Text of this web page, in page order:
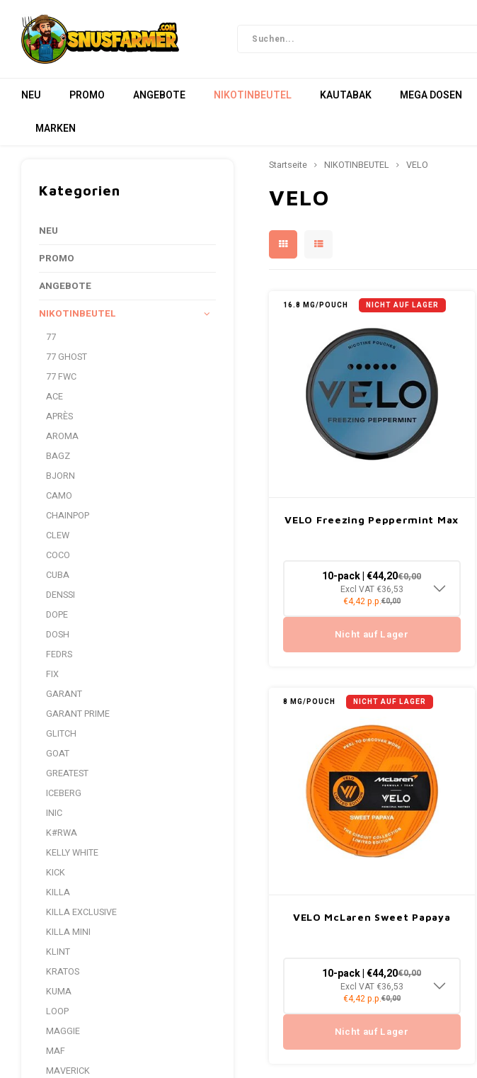
NEU PROMO ANGEBOTE NIKOTINBEUTEL KAUTABAK MEGA DOSEN
MARKEN
Kategorien
NEU
PROMO
ANGEBOTE
NIKOTINBEUTEL
77
77 GHOST
77 FWC
ACE
APRÈS
AROMA
BAGZ
BJORN
CAMO
CHAINPOP
CLEW
COCO
CUBA
DENSSI
DOPE
DOSH
FEDRS
FIX
GARANT
GARANT PRIME
GLITCH
GOAT
GREATEST
ICEBERG
INIC
K#RWA
KELLY WHITE
KICK
KILLA
KILLA EXCLUSIVE
KILLA MINI
KLINT
KRATOS
KUMA
LOOP
MAGGIE
MAF
MAVERICK
Startseite NIKOTINBEUTEL VELO
VELO
16.8 MG/POUCH NICHT AUF LAGER
VELO Freezing Peppermint Max
10-pack | €44,20€0,00
Excl VAT €36,53
€4,42 p.p.€0,00
Nicht auf Lager
8 MG/POUCH NICHT AUF LAGER
VELO McLaren Sweet Papaya
10-pack | €44,20€0,00
Excl VAT €36,53
€4,42 p.p.€0,00
Nicht auf Lager